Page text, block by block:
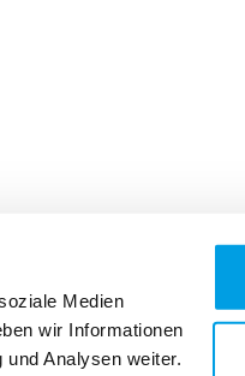
Medien
wir Informationen
Analysen weiter.